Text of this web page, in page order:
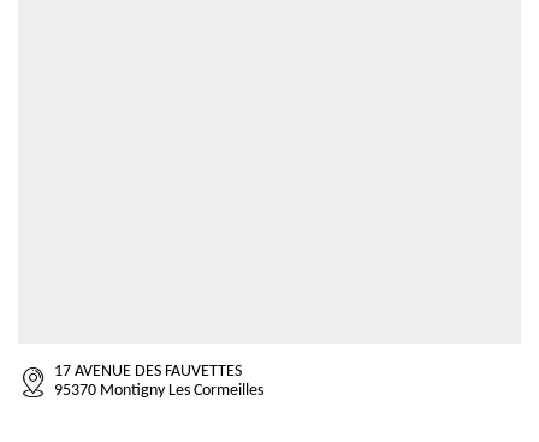
17 AVENUE DES FAUVETTES
95370 Montigny Les Cormeilles